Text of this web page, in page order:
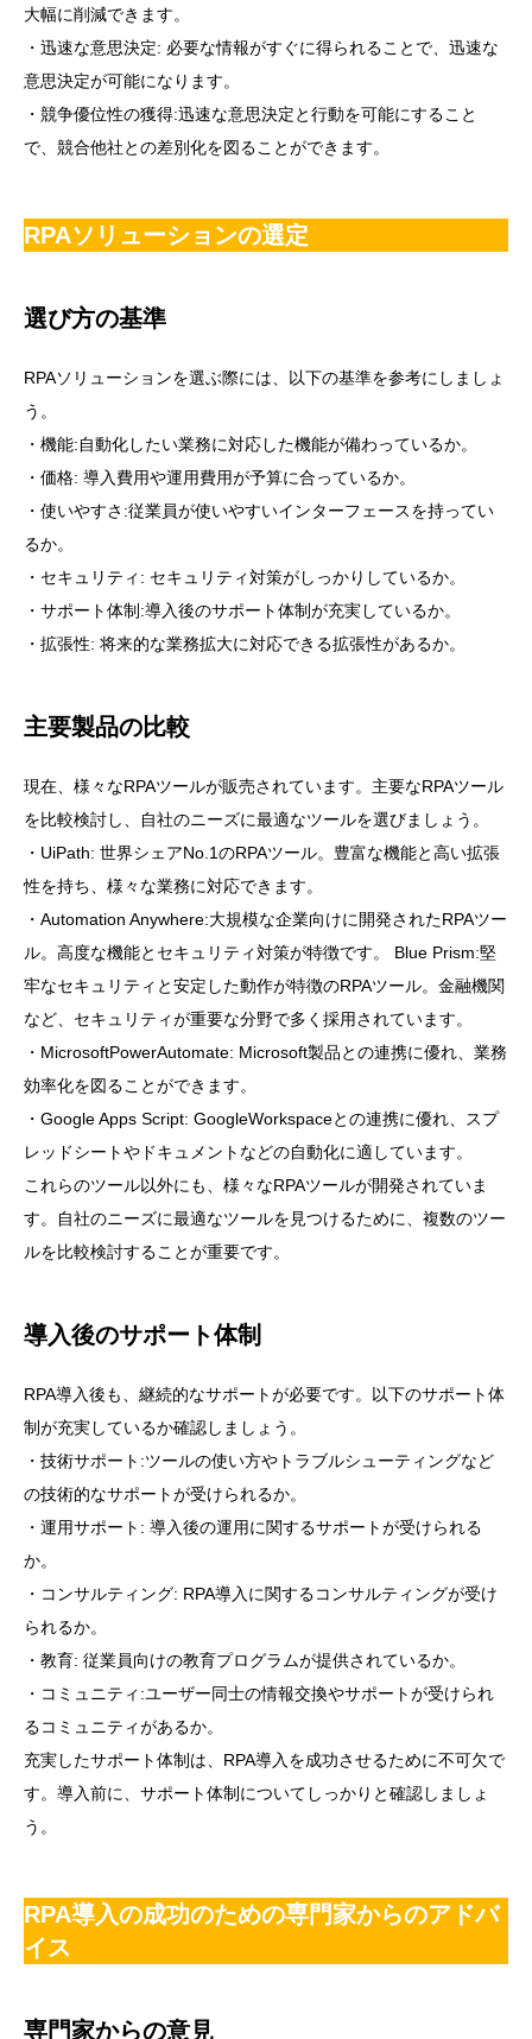
大幅に削減できます。
・迅速な意思決定: 必要な情報がすぐに得られることで、迅速な
意思決定が可能になります。
・競争優位性の獲得:迅速な意思決定と行動を可能にすること
で、競合他社との差別化を図ることができます。
RPAソリューションの選定
選び方の基準
RPAソリューションを選ぶ際には、以下の基準を参考にしましょ
う。
・機能:自動化したい業務に対応した機能が備わっているか。
・価格: 導入費用や運用費用が予算に合っているか。
・使いやすさ:従業員が使いやすいインターフェースを持ってい
るか。
・セキュリティ: セキュリティ対策がしっかりしているか。
・サポート体制:導入後のサポート体制が充実しているか。
・拡張性: 将来的な業務拡大に対応できる拡張性があるか。
主要製品の比較
現在、様々なRPAツールが販売されています。主要なRPAツール
を比較検討し、自社のニーズに最適なツールを選びましょう。
・UiPath: 世界シェアNo.1のRPAツール。豊富な機能と高い拡張
性を持ち、様々な業務に対応できます。
・Automation Anywhere:大規模な企業向けに開発されたRPAツー
ル。高度な機能とセキュリティ対策が特徴です。 Blue Prism:堅
牢なセキュリティと安定した動作が特徴のRPAツール。金融機関
など、セキュリティが重要な分野で多く採用されています。
・MicrosoftPowerAutomate: Microsoft製品との連携に優れ、業務
効率化を図ることができます。
・Google Apps Script: GoogleWorkspaceとの連携に優れ、スプ
レッドシートやドキュメントなどの自動化に適しています。
これらのツール以外にも、様々なRPAツールが開発されていま
す。自社のニーズに最適なツールを見つけるために、複数のツー
ルを比較検討することが重要です。
導入後のサポート体制
RPA導入後も、継続的なサポートが必要です。以下のサポート体
制が充実しているか確認しましょう。
・技術サポート:ツールの使い方やトラブルシューティングなど
の技術的なサポートが受けられるか。
・運用サポート: 導入後の運用に関するサポートが受けられる
か。
・コンサルティング: RPA導入に関するコンサルティングが受け
られるか。
・教育: 従業員向けの教育プログラムが提供されているか。
・コミュニティ:ユーザー同士の情報交換やサポートが受けられ
るコミュニティがあるか。
充実したサポート体制は、RPA導入を成功させるために不可欠で
す。導入前に、サポート体制についてしっかりと確認しましょ
う。
RPA導入の成功のための専門家からのアドバ
イス
専門家からの意見